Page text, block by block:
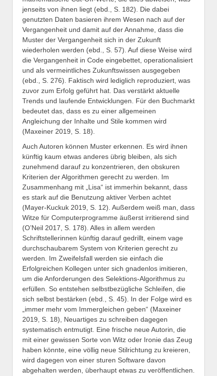
jenseits von ihnen liegt (ebd., S. 182). Die dabei
genutzten Daten basieren ihrem Wesen nach auf der
Vergangenheit und damit auf der Annahme, dass die
Muster der Vergangenheit sich in der Zukunft
wiederholen werden (ebd., S. 57). Auf diese Weise wird
die Vergangenheit in Code eingebettet, operationalisiert
und als vermeintliches Zukunftswissen ausgegeben
(ebd., S. 276). Faktisch wird lediglich reproduziert, was
zuvor zum Erfolg geführt hat. Das verstärkt aktuelle
Trends und laufende Entwicklungen. Für den Buchmarkt
bedeutet das, dass es zu einer allgemeinen
Angleichung der Inhalte und Stile kommen wird
(Maxeiner 2019, S. 18).
Auch Autoren können Muster erkennen. Es wird ihnen
künftig kaum etwas anderes übrig bleiben, als sich
zunehmend darauf zu konzentrieren, den obskuren
Kriterien der Algorithmen gerecht zu werden. Im
Zusammenhang mit „Lisa“ ist immerhin bekannt, dass
es stark auf die Benutzung aktiver Verben achtet
(Mayer-Kuckuk 2019, S. 12). Außerdem weiß man, dass
Witze für Computerprogramme äußerst irritierend sind
(O’Neil 2017, S. 178). Alles in allem werden
Schriftstellerinnen künftig darauf gedrillt, einem vage
durchschaubarem System von Kriterien gerecht zu
werden. Im Zweifelsfall werden sie einfach die
Erfolgreichen Kollegen unter sich gnadenlos imitieren,
um die Anforderungen des Selektions-Algorithmus zu
erfüllen. So entstehen selbstbezügliche Schleifen, die
sich selbst bestärken (ebd., S. 45). In der Folge wird es
„immer mehr vom Immergleichen geben“ (Maxeiner
2019, S. 18), Neuartiges zu schreiben dagegen
systematisch entmutigt. Eine frische neue Autorin, die
mit einer gewissen Sorte von Witz oder Ironie das Zeug
haben könnte, eine völlig neue Stilrichtung zu kreieren,
wird dagegen von einer sturen Software davon
abgehalten werden, überhaupt etwas zu veröffentlichen.